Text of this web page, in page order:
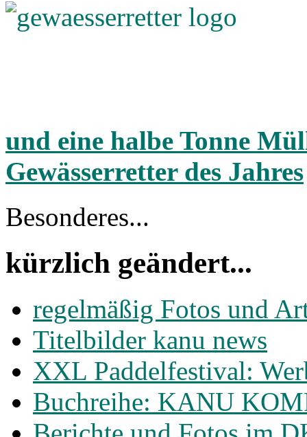
und eine halbe Tonne
Gewässerretter des Jahres
Besonderes...
kürzlich geändert...
regelmäßig Fotos und
Titelbilder kanu news
XXL Paddelfestival:
Buchreihe: KANU